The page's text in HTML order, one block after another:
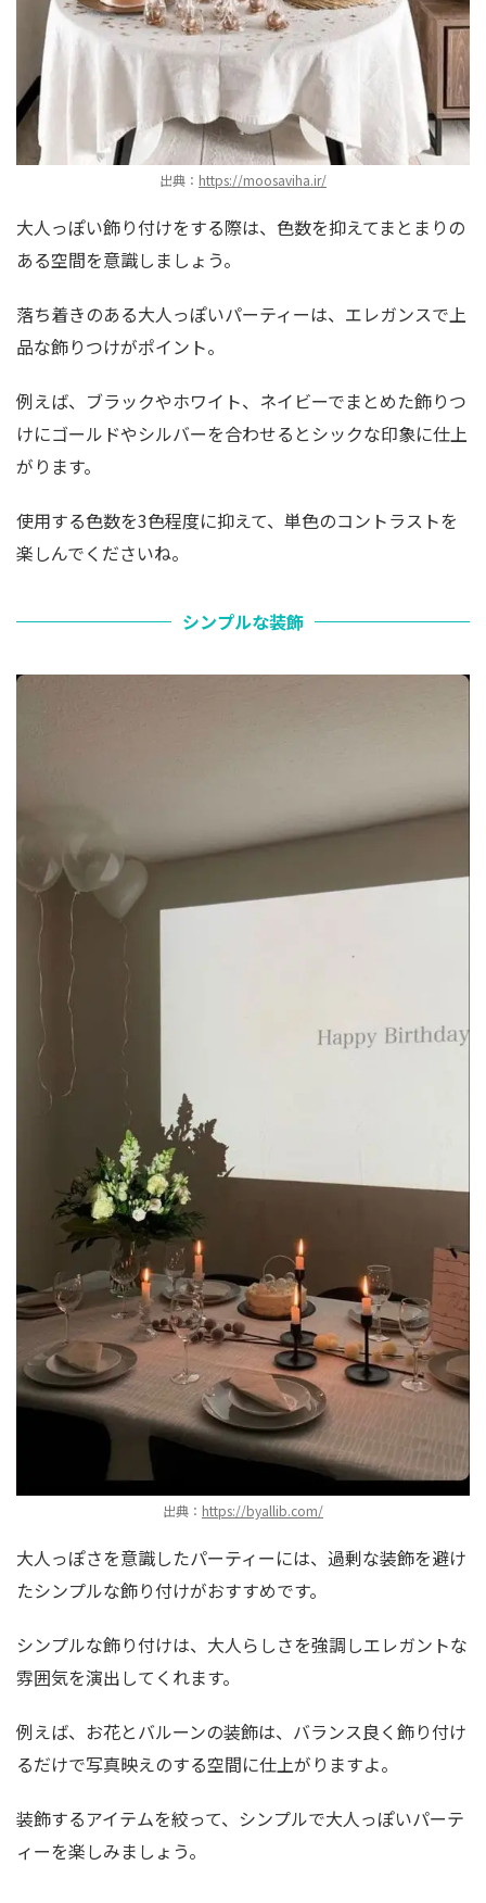
出典： https://moosaviha.ir/
大人っぽい飾り付けをする際は、色数を抑えてまとまりの
ある空間を意識しましょう。
落ち着きのある大人っぽいパーティーは、エレガンスで上
品な飾りつけがポイント。
例えば、ブラックやホワイト、ネイビーでまとめた飾りつ
けにゴールドやシルバーを合わせるとシックな印象に仕上
がります。
使用する色数を3色程度に抑えて、単色のコントラストを
楽しんでくださいね。
シンプルな装飾
出典： https://byallib.com/
大人っぽさを意識したパーティーには、過剰な装飾を避け
たシンプルな飾り付けがおすすめです。
シンプルな飾り付けは、大人らしさを強調しエレガントな
雰囲気を演出してくれます。
例えば、お花とバルーンの装飾は、バランス良く飾り付け
るだけで写真映えのする空間に仕上がりますよ。
装飾するアイテムを絞って、シンプルで大人っぽいパーテ
ィーを楽しみましょう。